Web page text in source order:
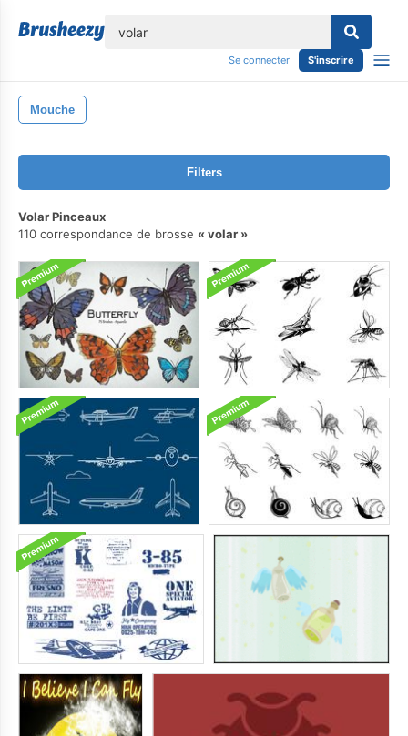
Se connecter S'inscrire
Mouche
Filters
Volar Pinceaux
110 correspondance de brosse
volar